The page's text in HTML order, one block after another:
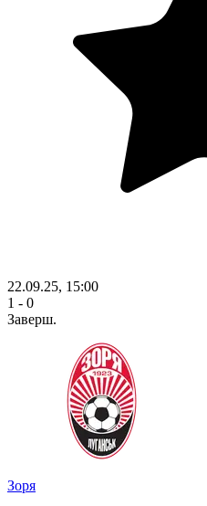
22.09.25, 15:00
1 - 0
Заверш.
Зоря